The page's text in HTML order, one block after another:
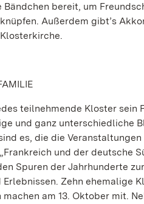
bereit, um
Außerdem gibt’s
teilnehmende Kloster
und ganz
es, die die
und der deutsche
Spuren der Jahrhunderte
Zehn ehemalige
am 13. Oktober mit.